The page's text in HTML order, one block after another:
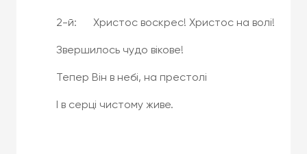
2-й: Христос воскрес! Христос на волі!
Звершилось чудо вікове!
Тепер Він в небі, на престолі
І в серці чистому живе.